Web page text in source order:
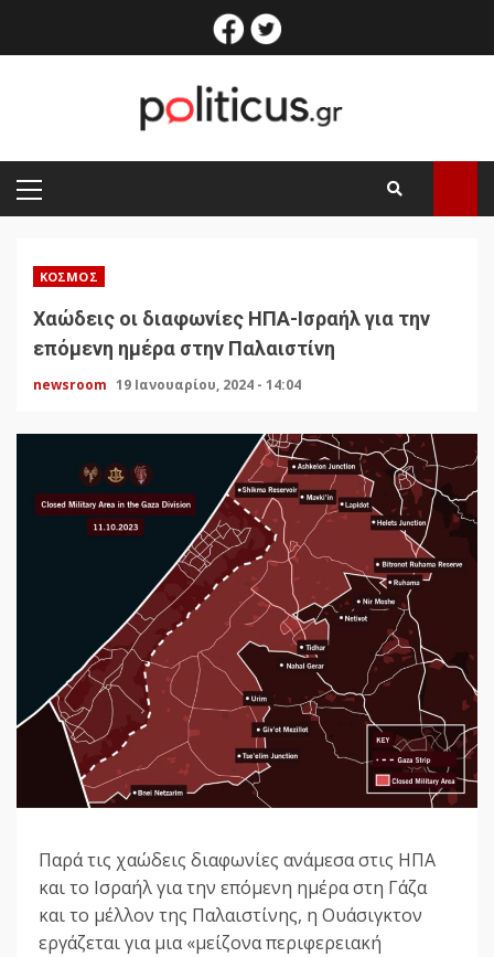
facebook
PRIMARY
MENU
ΚΌΣΜΟΣ
Χαώδεις οι διαφωνίες ΗΠΑ-Ισραήλ για την
επόμενη ημέρα στην Παλαιστίνη
newsroom 19 Ιανουαρίου, 2024 - 14:04
Παρά τις χαώδεις διαφωνίες ανάμεσα στις ΗΠΑ
και το Ισραήλ για την επόμενη ημέρα στη Γάζα
και το μέλλον της Παλαιστίνης, η Ουάσιγκτον
εργάζεται για μια «μείζονα περιφερειακή